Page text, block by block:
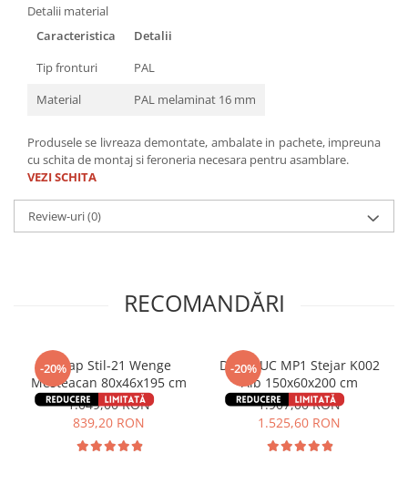
Detalii material
Caracteristica
Detalii
Tip fronturi
PAL
Material
PAL melaminat 16 mm
Produsele se livreaza demontate, ambalate in pachete, impreuna
cu schita de montaj si feroneria necesara pentru asamblare.
VEZI SCHITA
Review-uri(0)
RECOMANDĂRI
-20%
Dulap Stil-21 Wenge
Mesteacan 80x46x195 cm
1.049,00 RON
839,20 RON
-20%
Dulap UC MP1 Stejar K002
Alb 150x60x200 cm
1.907,00 RON
1.525,60 RON